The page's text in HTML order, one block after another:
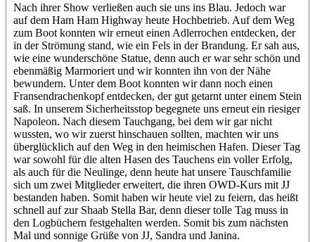
Nach ihrer Show verließen auch sie uns ins Blau. Jedoch war
auf dem Ham Ham Highway heute Hochbetrieb. Auf dem Weg
zum Boot konnten wir erneut einen Adlerrochen entdecken, der
in der Strömung stand, wie ein Fels in der Brandung. Er sah aus,
wie eine wunderschöne Statue, denn auch er war sehr schön und
ebenmäßig Marmoriert und wir konnten ihn von der Nähe
bewundern. Unter dem Boot konnten wir dann noch einen
Fransendrachenkopf entdecken, der gut getarnt unter einem Stein
saß. In unserem Sicherheitsstop begegnete uns erneut ein riesiger
Napoleon. Nach diesem Tauchgang, bei dem wir gar nicht
wussten, wo wir zuerst hinschauen sollten, machten wir uns
überglücklich auf den Weg in den heimischen Hafen. Dieser Tag
war sowohl für die alten Hasen des Tauchens ein voller Erfolg,
als auch für die Neulinge, denn heute hat unsere Tauschfamilie
sich um zwei Mitglieder erweitert, die ihren OWD-Kurs mit JJ
bestanden haben. Somit haben wir heute viel zu feiern, das heißt
schnell auf zur Shaab Stella Bar, denn dieser tolle Tag muss in
den Logbüchern festgehalten werden. Somit bis zum nächsten
Mal und sonnige Grüße von JJ, Sandra und Janina.